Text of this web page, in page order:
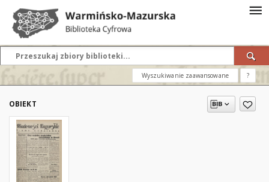
Wyszukiwanie zaawansowane ?
OBIEKT